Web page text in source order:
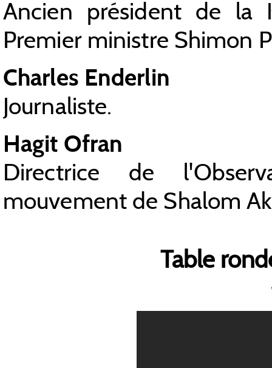
Ancien président de la
Premier ministre Shimon
Charles Enderlin
Journaliste.
Hagit Ofran
Directrice de
mouvement de Shalom
Table